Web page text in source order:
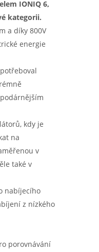
IONIQ 6,
kategorii.
a díky 800V
energie
kdy je
na
v
také v
nabíjecího
z nízkého
porovnávání